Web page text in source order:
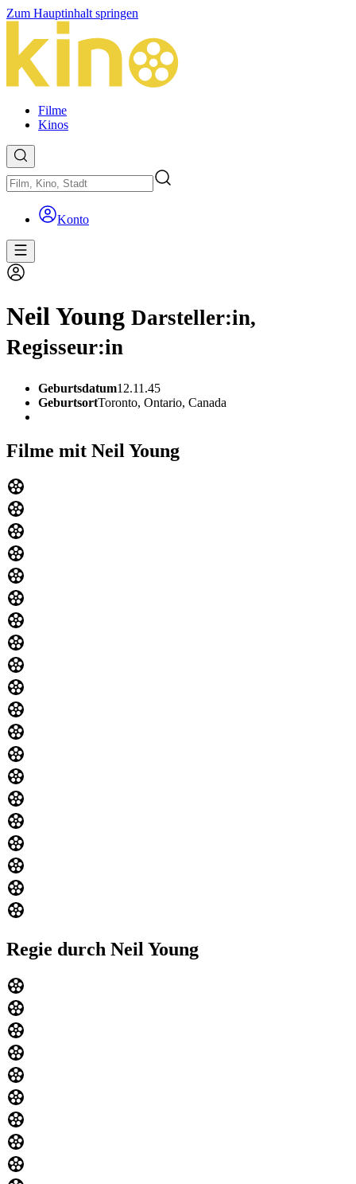
Zum Hauptinhalt springen
Filme
Kinos
Konto
Neil Young Darsteller:in,
Regisseur:in
Geburtsdatum12.11.45
GeburtsortToronto, Ontario, Canada
Filme mit Neil Young
Regie durch Neil Young